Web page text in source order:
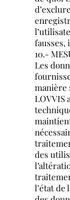
fausses,
10.-
Les
manière
LOVVIS
des
l’état de